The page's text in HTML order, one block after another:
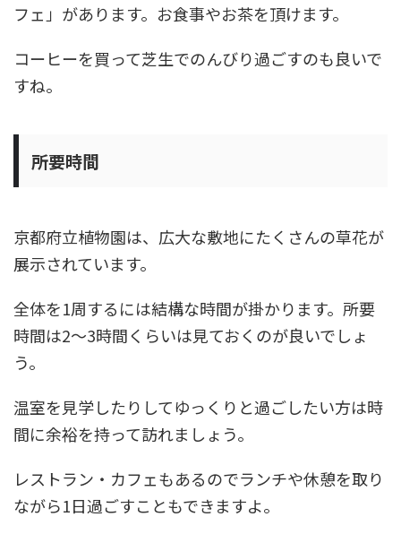
フェ」があります。お食事やお茶を頂けます。
コーヒーを買って芝生でのんびり過ごすのも良いで
すね。
所要時間
京都府立植物園は、広大な敷地にたくさんの草花が
展示されています。
全体を1周するには結構な時間が掛かります。所要
時間は2〜3時間くらいは見ておくのが良いでしょ
う。
温室を見学したりしてゆっくりと過ごしたい方は時
間に余裕を持って訪れましょう。
レストラン・カフェもあるのでランチや休憩を取り
ながら1日過ごすこともできますよ。